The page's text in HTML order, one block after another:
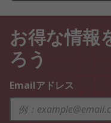
お得な情報
ろう
Emailアドレス